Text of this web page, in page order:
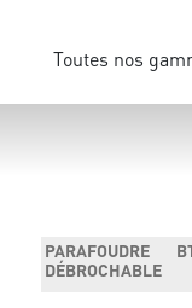
Toutes nos
PARAFOUDRE
DÉBROCHABLE